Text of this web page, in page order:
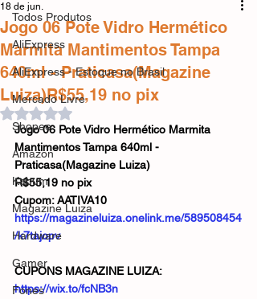
Todos Produtos
AliExpress
AliExpress - Estoque no Brasil
Mercado Livre
Shopee
Amazon
Kabum
Magazine Luiza
Hardware
Gamer
Fones
Jogo 06 Pote Vidro Hermético
Marmita Mantimentos Tampa
640ml - Praticasa(Magazine
Luiza)R$55,19 no pix
18 de jun.
Avaliado com NaN de 5 estrelas.
Jogo 06 Pote Vidro Hermético Marmita
Mantimentos Tampa 640ml -
Praticasa(Magazine Luiza)
R$55,19 no pix
Cupom: AATIVA10
https://magazineluiza.onelink.me/589508454
/k7tajopv
CUPONS MAGAZINE LUIZA:
https://wix.to/fcNB3n